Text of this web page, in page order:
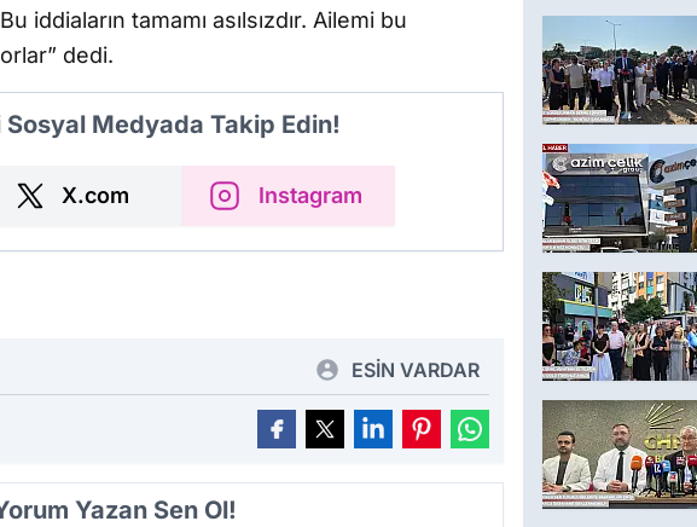
iddiaların tamamı asılsızdır. Ailemi bu
dedi.
Medyada Takip Edin!
X.com Instagram
ESİN VARDAR
Yazan Sen Ol!